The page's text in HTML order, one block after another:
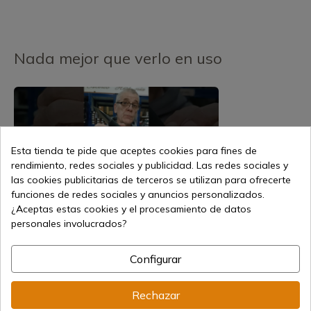
Nada mejor que verlo en uso
Productos relacionados
Esta tienda te pide que aceptes cookies para fines de
rendimiento, redes sociales y publicidad. Las redes sociales y
las cookies publicitarias de terceros se utilizan para ofrecerte
funciones de redes sociales y anuncios personalizados.
¿Aceptas estas cookies y el procesamiento de datos
personales involucrados?
Configurar
Rechazar